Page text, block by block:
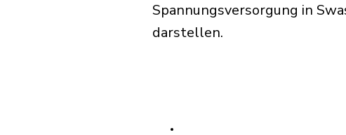
Spannungsversorgung in
darstellen.